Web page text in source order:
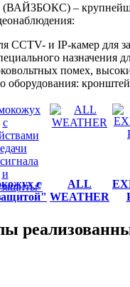
(ВАЙЗБОКС) –
CCTV- и IP-камер для
назначения
помех,
оборудования:
с
ALL
WEATHER